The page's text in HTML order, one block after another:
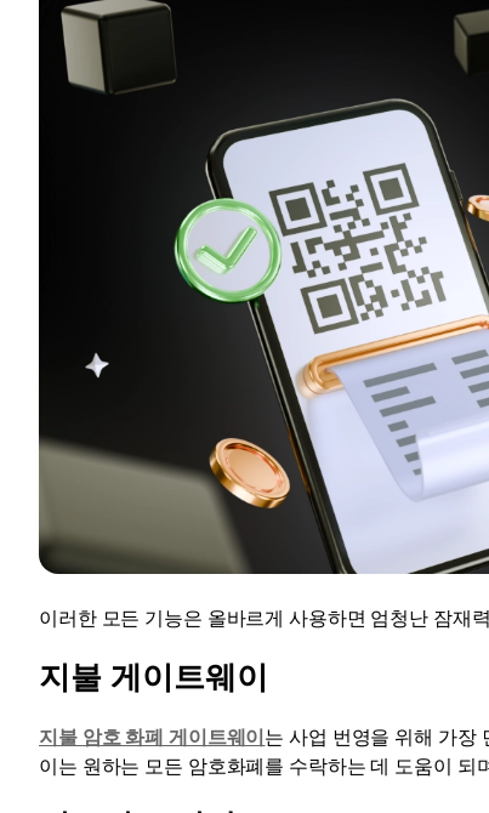
이러한 모든 기능은 올바르게 사용하면 엄청난 잠재
지불 게이트웨이
지불 암호 화폐 게이트웨이는 사업 번영을 위해 가장
이는 원하는 모든 암호화폐를 수락하는 데 도움이